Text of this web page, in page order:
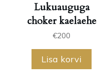
Lukuauguga
choker kaelaehe
€200
Lisa korvi